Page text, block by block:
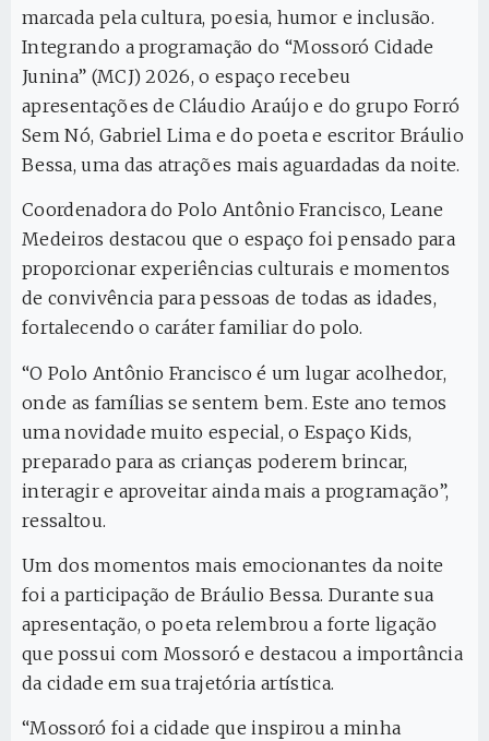
marcada pela cultura, poesia, humor e inclusão.
Integrando a programação do “Mossoró Cidade
Junina” (MCJ) 2026, o espaço recebeu
apresentações de Cláudio Araújo e do grupo Forró
Sem Nó, Gabriel Lima e do poeta e escritor Bráulio
Bessa, uma das atrações mais aguardadas da noite.
Coordenadora do Polo Antônio Francisco, Leane
Medeiros destacou que o espaço foi pensado para
proporcionar experiências culturais e momentos
de convivência para pessoas de todas as idades,
fortalecendo o caráter familiar do polo.
“O Polo Antônio Francisco é um lugar acolhedor,
onde as famílias se sentem bem. Este ano temos
uma novidade muito especial, o Espaço Kids,
preparado para as crianças poderem brincar,
interagir e aproveitar ainda mais a programação”,
ressaltou.
Um dos momentos mais emocionantes da noite
foi a participação de Bráulio Bessa. Durante sua
apresentação, o poeta relembrou a forte ligação
que possui com Mossoró e destacou a importância
da cidade em sua trajetória artística.
“Mossoró foi a cidade que inspirou a minha